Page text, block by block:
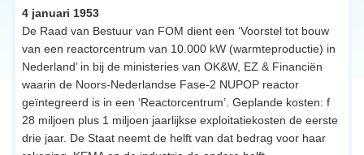
4 januari 1953
De Raad van Bestuur van FOM dient een ‘Voorstel tot bouw
van een reactorcentrum van 10.000 kW (warmteproductie) in
Nederland’ in bij de ministeries van OK&W, EZ & Financiën
waarin de Noors-Nederlandse Fase-2 NUPOP reactor
geïntegreerd is in een ‘Reactorcentrum’. Geplande kosten: f
28 miljoen plus 1 miljoen jaarlijkse exploitatiekosten de eerste
drie jaar. De Staat neemt de helft van dat bedrag voor haar